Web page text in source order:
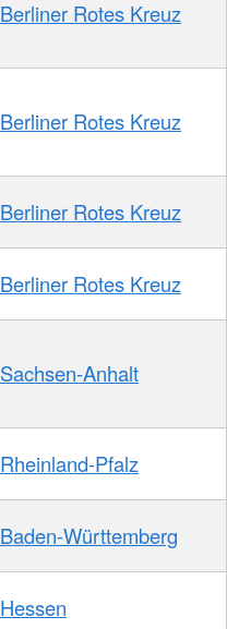
Berliner Rotes Kreuz
Berliner Rotes Kreuz
Berliner Rotes Kreuz
Berliner Rotes Kreuz
Sachsen-Anhalt
Rheinland-Pfalz
Baden-Württemberg
Hessen